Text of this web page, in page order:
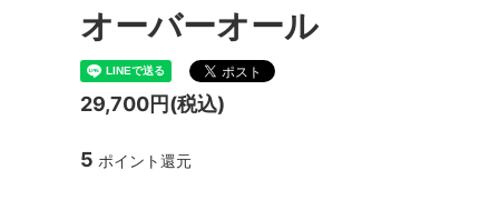
THE H.W. DOG&CO.
LYBRO
hakne
SLOW
オーバーオール
29,700円(税込)
5 ポイント還元